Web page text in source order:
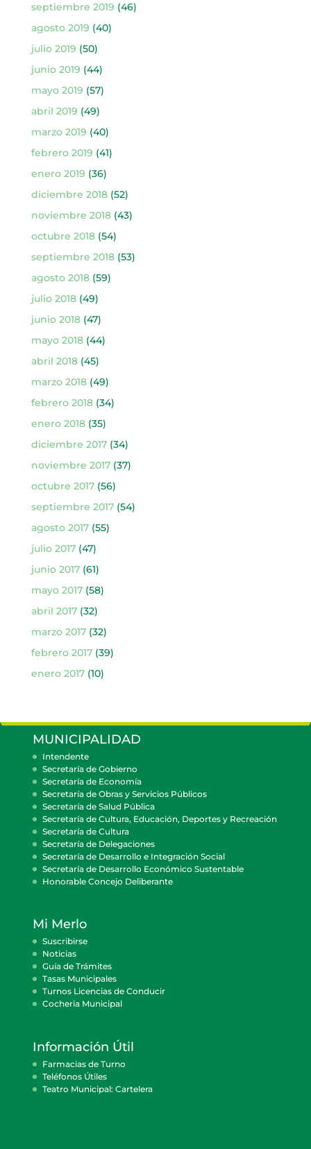
septiembre 2019 (46)
agosto 2019 (40)
julio 2019 (50)
junio 2019 (44)
mayo 2019 (57)
abril 2019 (49)
marzo 2019 (40)
febrero 2019 (41)
enero 2019 (36)
diciembre 2018(52)
noviembre 2018(43)
octubre 2018(54)
septiembre 2018(53)
agosto 2018(59)
julio 2018(49)
junio 2018(47)
mayo 2018(44)
abril 2018(45)
marzo 2018(49)
febrero 2018(34)
enero 2018(35)
diciembre 2017(34)
noviembre 2017(37)
octubre 2017(56)
septiembre 2017(54)
agosto 2017(55)
julio 2017(47)
junio 2017(61)
mayo 2017(58)
abril 2017(32)
marzo 2017(32)
febrero 2017(39)
enero 2017(10)
MUNICIPALIDAD
Intendente
Secretaría de Gobierno
Secretaría de Economía
Secretaría de Obras y Servicios Públicos
Secretaría de Salud Pública
Secretaría de Cultura, Educación, Deportes y Recreación
Secretaría de Cultura
Secretaría de Delegaciones
Secretaría de Desarrollo e Integración Social
Secretaría de Desarrollo Económico Sustentable
Honorable Concejo Deliberante
Mi Merlo
Suscribirse
Noticias
Guía de Trámites
Tasas Municipales
Turnos Licencias de Conducir
Cocheria Municipal
Información Útil
Farmacias de Turno
Teléfonos Útiles
Teatro Municipal: Cartelera